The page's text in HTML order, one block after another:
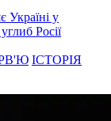
Україні у
Росії
ІСТОРІЯ